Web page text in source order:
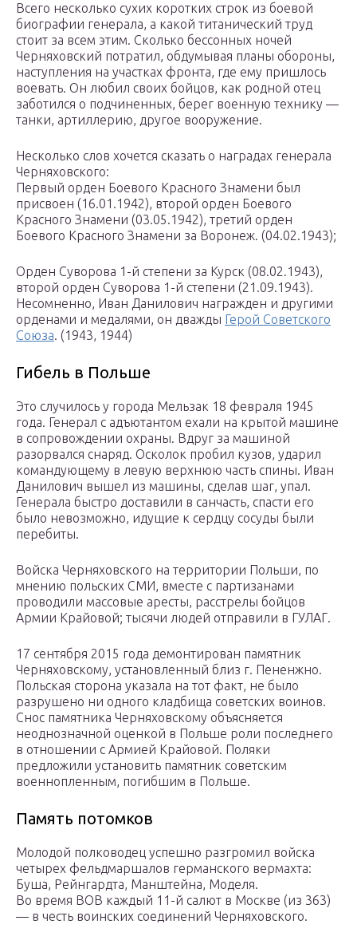
Всего несколько сухих коротких строк из боевой
биографии генерала, а какой титанический труд
стоит за всем этим. Сколько бессонных ночей
Черняховский потратил, обдумывая планы обороны,
наступления на участках фронта, где ему пришлось
воевать. Он любил своих бойцов, как родной отец
заботился о подчиненных, берег военную технику —
танки, артиллерию, другое вооружение.
Несколько слов хочется сказать о наградах генерала
Черняховского:
Первый орден Боевого Красного Знамени был
присвоен (16.01.1942), второй орден Боевого
Красного Знамени (03.05.1942), третий орден
Боевого Красного Знамени за Воронеж. (04.02.1943);
Орден Суворова 1-й степени за Курск (08.02.1943),
второй орден Суворова 1-й степени (21.09.1943).
Несомненно, Иван Данилович награжден и другими
орденами и медалями, он дважды Герой Советского
Союза. (1943, 1944)
Гибель в Польше
Это случилось у города Мельзак 18 февраля 1945
года. Генерал с адъютантом ехали на крытой машине
в сопровождении охраны. Вдруг за машиной
разорвался снаряд. Осколок пробил кузов, ударил
командующему в левую верхнюю часть спины. Иван
Данилович вышел из машины, сделав шаг, упал.
Генерала быстро доставили в санчасть, спасти его
было невозможно, идущие к сердцу сосуды были
перебиты.
Войска Черняховского на территории Польши, по
мнению польских СМИ, вместе с партизанами
проводили массовые аресты, расстрелы бойцов
Армии Крайовой; тысячи людей отправили в ГУЛАГ.
17 сентября 2015 года демонтирован памятник
Черняховскому, установленный близ г. Пененжно.
Польская сторона указала на тот факт, не было
разрушено ни одного кладбища советских воинов.
Снос памятника Черняховскому объясняется
неоднозначной оценкой в Польше роли последнего
в отношении с Армией Крайовой. Поляки
предложили установить памятник советским
военнопленным, погибшим в Польше.
Память потомков
Молодой полководец успешно разгромил войска
четырех фельдмаршалов германского вермахта:
Буша, Рейнгардта, Манштейна, Моделя.
Во время ВОВ каждый 11-й салют в Москве (из 363)
— в честь воинских соединений Черняховского.